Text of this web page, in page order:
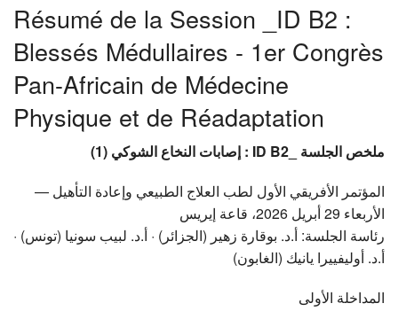
Présentation
Historique
Congrès
Actualités
Bibliothèque
Galerie Images
Résumé de la Session _ID B2 :
Blessés Médullaires - 1er Congrès
Pan-Africain de Médecine
Physique et de Réadaptation
ملخص الجلسة _ID B2 : إصابات النخاع الشوكي (1)
المؤتمر الأفريقي الأول لطب العلاج الطبيعي وإعادة التأهيل —
الأربعاء 29 أبريل 2026، قاعة إيريس
رئاسة الجلسة: أ.د. بوقارة زهير (الجزائر) · أ.د. لبيب سونيا (تونس) ·
أ.د. أوليفييرا يانيك (الغابون)
المداخلة الأولى